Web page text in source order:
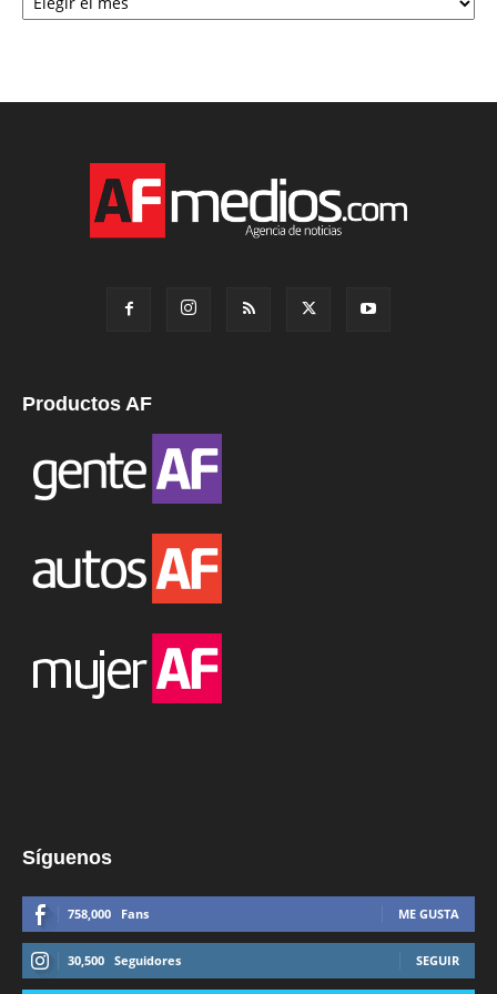
Productos AF
Síguenos
758,000 Fans ME GUSTA
30,500 Seguidores SEGUIR